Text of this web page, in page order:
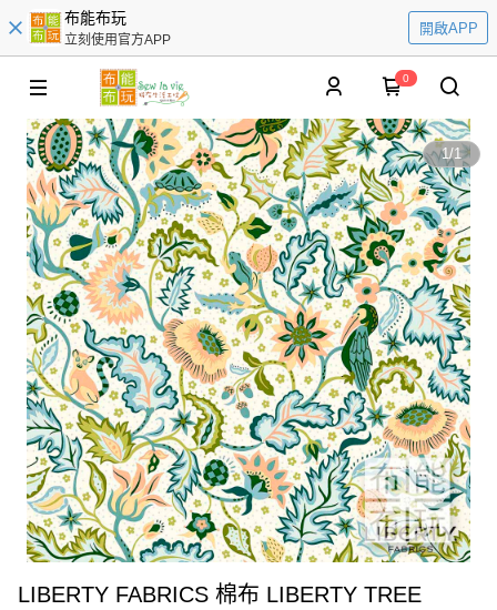
布能布玩
立刻使用官方APP
開啟APP
0
1/1
LIBERTY FABRICS 棉布 LIBERTY TREE